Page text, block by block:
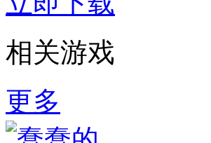
相关游戏
更多